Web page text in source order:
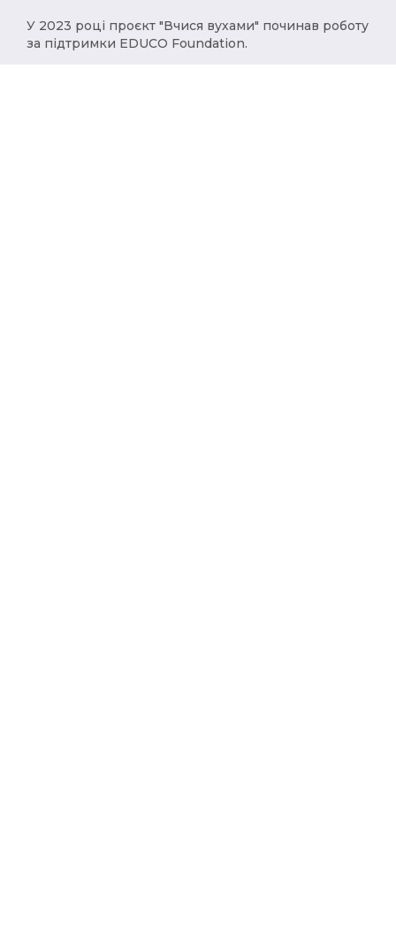
У 2023 році проєкт "Вчися вухами" починав роботу
за підтримки EDUCO Foundation.